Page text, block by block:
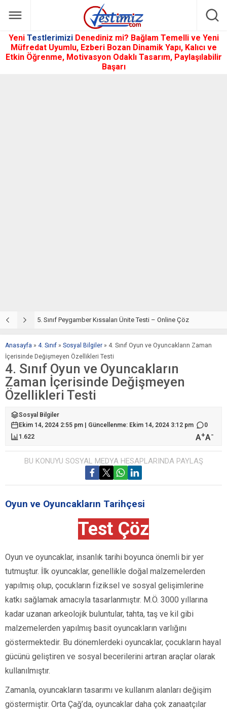
Yeni Testlerimizi Denediniz mi? Bağlam Temelli ve Yeni
Müfredat Uyumlu, Ezberi Bozan Dinamik Yapı, Kalıcı ve
Etkin Öğrenme, Motivasyon Odaklı Tasarım, Paylaşılabilir
Başarı
5. Sınıf Peygamber Kıssaları Ünite Testi – Online Çöz
Anasayfa » 4. Sınıf » Sosyal Bilgiler » 4. Sınıf Oyun ve Oyuncakların Zaman
İçerisinde Değişmeyen Özellikleri Testi
4. Sınıf Oyun ve Oyuncakların
Zaman İçerisinde Değişmeyen
Özellikleri Testi
Sosyal Bilgiler
Ekim 14, 2024 2:55 pm | Güncellenme: Ekim 14, 2024 3:12 pm
0
1.622
A+A-
BU KONUYU SOSYAL MEDYA HESAPLARINDA PAYLAŞ
Oyun ve Oyuncakların Tarihçesi
Test Çöz
Oyun ve oyuncaklar, insanlık tarihi boyunca önemli bir yer
tutmuştur. İlk oyuncaklar, genellikle doğal malzemelerden
yapılmış olup, çocukların fiziksel ve sosyal gelişimlerine
katkı sağlamak amacıyla tasarlanmıştır. M.Ö. 3000 yıllarına
kadar uzanan arkeolojik buluntular, tahta, taş ve kil gibi
malzemelerden yapılmış basit oyuncakların varlığını
göstermektedir. Bu dönemlerdeki oyuncaklar, çocukların hayal
gücünü geliştiren ve sosyal becerilerini artıran araçlar olarak
kullanılmıştır.
Zamanla, oyuncakların tasarımı ve kullanım alanları değişim
göstermiştir. Orta Çağ’da, oyuncaklar daha çok zanaatçılar